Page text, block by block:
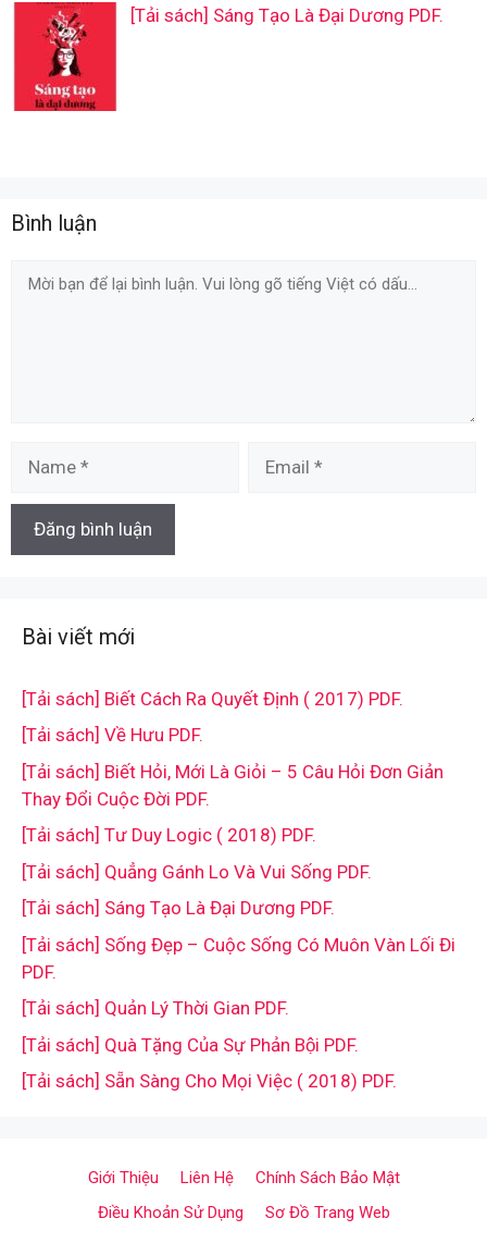
[Tải sách] Sáng Tạo Là Đại Dương PDF.
Bình luận
Comment
Bài viết mới
[Tải sách] Biết Cách Ra Quyết Định ( 2017) PDF.
[Tải sách] Về Hưu PDF.
[Tải sách] Biết Hỏi, Mới Là Giỏi – 5 Câu Hỏi Đơn Giản
Thay Đổi Cuộc Đời PDF.
[Tải sách] Tư Duy Logic ( 2018) PDF.
[Tải sách] Quẳng Gánh Lo Và Vui Sống PDF.
[Tải sách] Sáng Tạo Là Đại Dương PDF.
[Tải sách] Sống Đẹp – Cuộc Sống Có Muôn Vàn Lối Đi
PDF.
[Tải sách] Quản Lý Thời Gian PDF.
[Tải sách] Quà Tặng Của Sự Phản Bội PDF.
[Tải sách] Sẵn Sàng Cho Mọi Việc ( 2018) PDF.
Giới Thiệu Liên Hệ
Chính Sách Bảo Mật
Điều Khoản Sử Dụng
Sơ Đồ Trang Web